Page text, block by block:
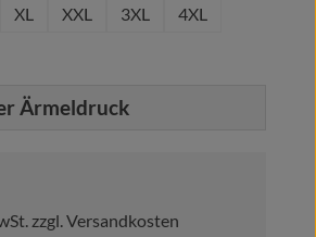
XL XXL 3XL
4XL
Ärmeldruck
zzgl. Versandkosten